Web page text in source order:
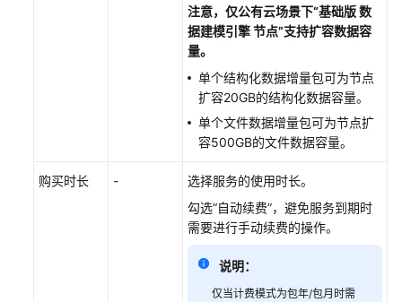
注意， 仅公有云场景下“基础版 数
据建模引擎 节点”支持扩容数据容
量。
单个结构化数据增量包可为节点
扩容20GB的结构化数据容量。
单个文件数据增量包可为节点扩
容500GB的文件数据容量。
购买时长 -
选择服务的使用时长。
勾选“自动续费”，避免服务到期时
需要进行手动续费的操作。
说明：
仅当计费模式为包年/包月时需